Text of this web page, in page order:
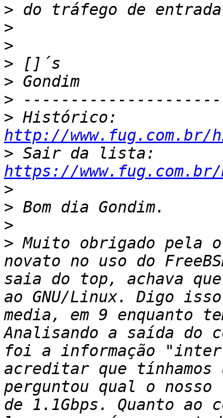
>
>
>
>
>
>
>
http://
>
https://
>
>
>
> Muito obrigado pela
novato no uso do
saia do top, achava
ao GNU/Linux. Digo
media, em 9 enquanto
Analisando a saída do
foi a informação
acreditar que tínhamos
perguntou qual o
de 1.1Gbps. Quanto